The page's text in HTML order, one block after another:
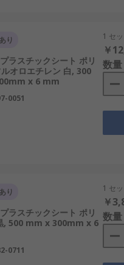
り
ラスチックシート ポリ
オロエチレン 白, 300
x 6 mm
0051
1 セ
￥
数量
り
ラスチックシート ポリ
, 500 mm x 300mm x 6
0711
1 セ
￥
数量